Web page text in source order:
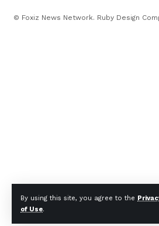
By using this site, you agree to the
of Use.
© Foxiz News Network. Ruby Design